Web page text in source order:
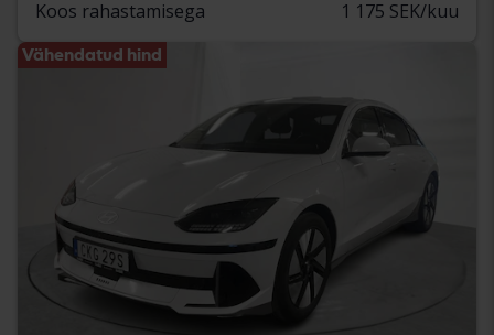
Koos rahastamisega 1 175 SEK/kuu
Vähendatud hind